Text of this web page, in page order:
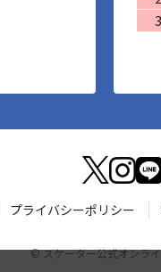
プライバシーポリシー
©スケーター公式オンラ